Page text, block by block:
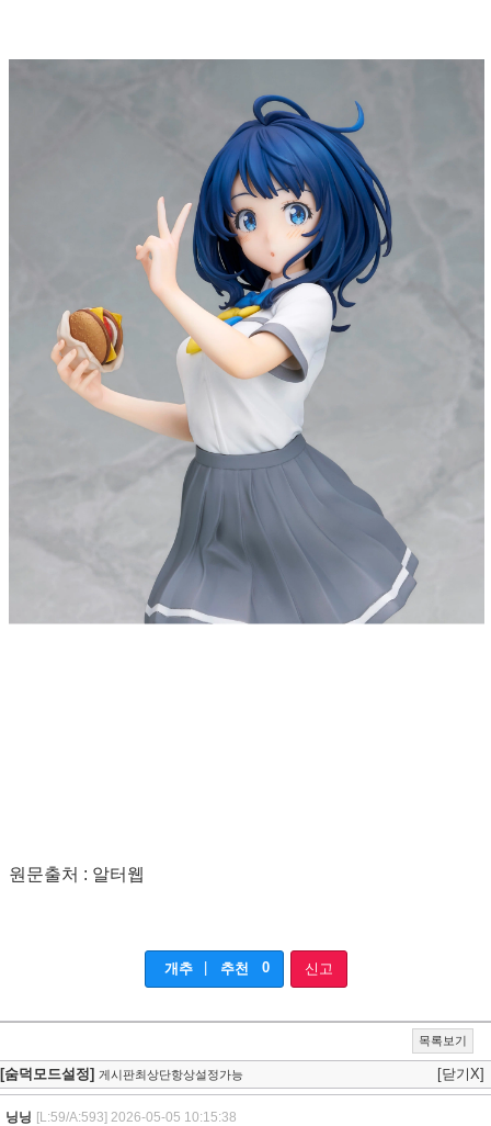
원문출처 : 알터웹
개추 | 추천 0 신고
목록보기
[숨덕모드설정] 게시판최상단항상설정가능 [닫기X]
닝닝 [L:59/A:593] 2026-05-05 10:15:38